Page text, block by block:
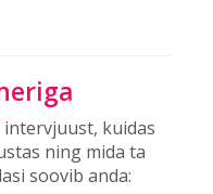
intervjuust, kuidas
ning mida ta
soovib anda: